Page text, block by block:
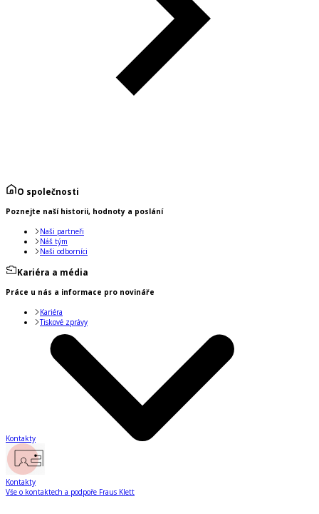
O společnosti
Poznejte naší historii, hodnoty a poslání
Naši partneři
Náš tým
Naši odborníci
Kariéra a média
Práce u nás a informace pro novináře
Kariéra
Tiskové zprávy
Kontakty
Kontakty
Vše o kontaktech a podpoře Fraus Klett